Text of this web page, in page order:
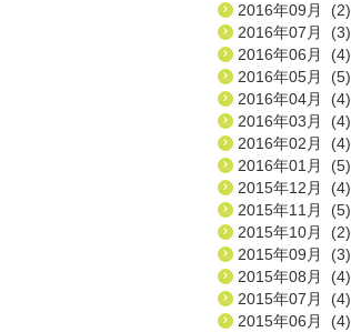
2016年09月 (2)
2016年07月 (3)
2016年06月 (4)
2016年05月 (5)
2016年04月 (4)
2016年03月 (4)
2016年02月 (4)
2016年01月 (5)
2015年12月 (4)
2015年11月 (5)
2015年10月 (2)
2015年09月 (3)
2015年08月 (4)
2015年07月 (4)
2015年06月 (4)